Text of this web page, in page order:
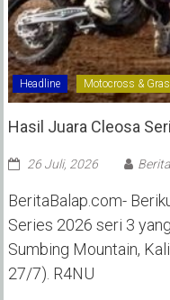
Headline Motocross &
Hasil Juara Cleosa
26 Juli, 2026
BeritaBalap.com-
Series 2026 seri 3
Sumbing Mountain,
27/7). R4NU